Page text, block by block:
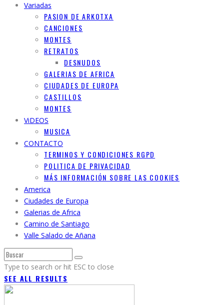
Variadas
PASION DE ARKOTXA
CANCIONES
MONTES
RETRATOS
DESNUDOS
GALERIAS DE AFRICA
CIUDADES DE EUROPA
CASTILLOS
MONTES
ViDEOS
MUSICA
CONTACTO
TERMINOS Y CONDICIONES RGPD
POLITICA DE PRIVACIDAD
MÁS INFORMACIÓN SOBRE LAS COOKIES
America
Ciudades de Europa
Galerias de Africa
Camino de Santiago
Valle Salado de Añana
Type to search or hit ESC to close
SEE ALL RESULTS